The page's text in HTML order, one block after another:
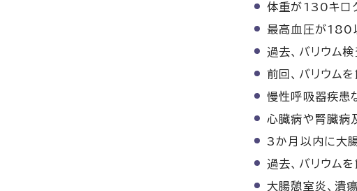
体重が130キロ
最高血圧が180
過去、バリウム
前回、バリウム
慢性呼吸器疾患
心臓病や腎臓病
3か月以内に大
過去、バリウム
大腸憩室炎、潰